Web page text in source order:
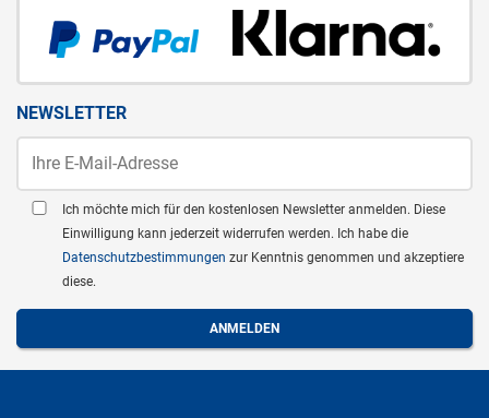
NEWSLETTER
Ich möchte mich für den kostenlosen Newsletter anmelden. Diese
Einwilligung kann jederzeit widerrufen werden. Ich habe die
Datenschutzbestimmungen zur Kenntnis genommen und akzeptiere
diese.